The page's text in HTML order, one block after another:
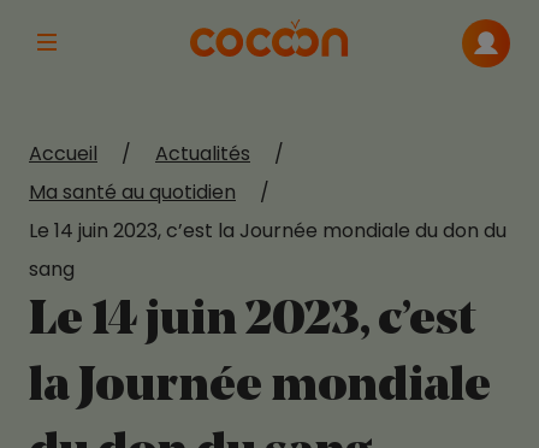
Afficher la navigation principale
Me
Accueil / Actualités
/
Ma santé au quotidien
/
Le 14 juin 2023, c’est la Journée mondiale du don du
sang
Le 14 juin 2023, c’est
la Journée mondiale